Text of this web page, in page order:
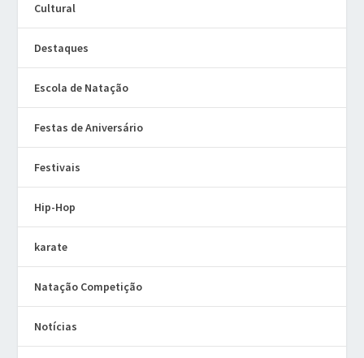
Cultural
Destaques
Escola de Natação
Festas de Aniversário
Festivais
Hip-Hop
karate
Natação Competição
Notícias